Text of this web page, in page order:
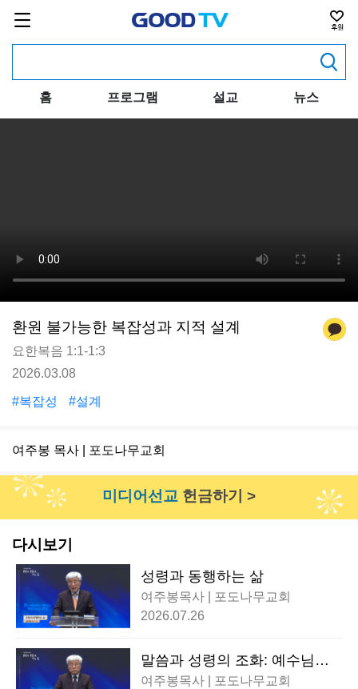
홈 프로그램 설교 뉴스
환원 불가능한 복잡성과 지적 설계
요한복음 1:1-1:3
2026.03.08
#복잡성 #설계
여주봉 목사 | 포도나무교회
미디어선교 헌금하기 >
다시보기
성령과 동행하는 삶
여주봉목사 | 포도나무교회
2026.07.26
말씀과 성령의 조화: 예수님의
삶
여주봉목사 | 포도나무교회